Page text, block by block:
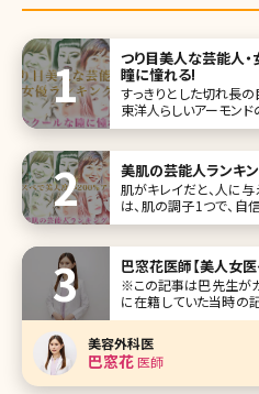
つり目美人な芸能人・
瞳に憧れる!
すっきりとした切れ長の
東洋人らしいアーモン
一重でも二重でも「き
尻切開は目
美肌の芸能人ランキ
肌がキレイだと、人に
は、肌の調子1つで、自
性にとって、目や鼻な
いほどの美肌をもった
ング形式に
巴窓花医師【美人女
※この記事は巴先生が
に在籍していた当時の
ビュー」第六十八回は
ニック（KARIS beauty
美容外科医
巴窓花医師